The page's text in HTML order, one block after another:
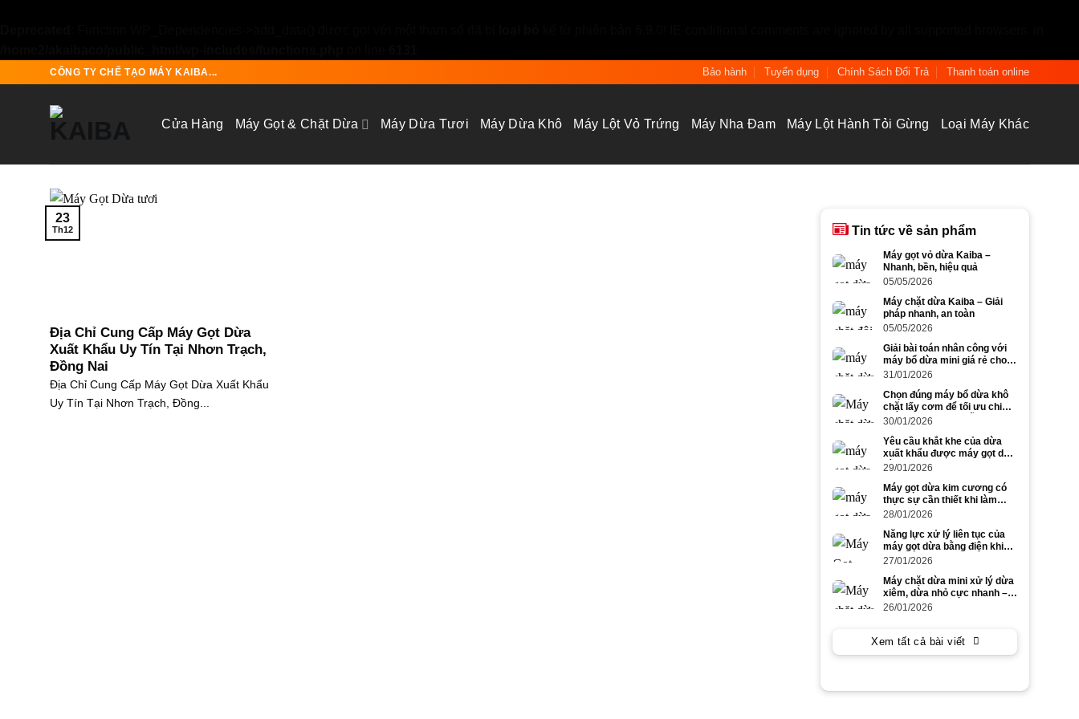
CÔNG TY CHẾ TẠO MÁY KAIBA... Bảo hành Tuyển dụng Chính Sách Đổi Trả Thanh toán online
Cửa Hàng Máy Gọt & Chặt Dừa Máy Dừa Tươi Máy Dừa Khô Máy Lột Vỏ Trứng Máy Nha Đam Máy Lột Hành Tỏi Gừng Loại Máy Khác
Địa Chỉ Cung Cấp Máy Gọt Dừa
Xuất Khẩu Uy Tín Tại Nhơn Trạch,
Đồng Nai
Địa Chỉ Cung Cấp Máy Gọt Dừa Xuất Khẩu
Uy Tín Tại Nhơn Trạch, Đồng...
23
Th12 Tin tức về sản phẩm
Máy gọt vỏ dừa Kaiba –
Nhanh, bền, hiệu quả
05/05/2026
Máy chặt dừa Kaiba – Giải
pháp nhanh, an toàn
05/05/2026
Giải bài toán nhân công với
máy bổ dừa mini giá rẻ cho
dừa to và dừa nhỏ
31/01/2026
Chọn đúng máy bổ dừa khô
chặt lấy cơm để tối ưu chi
phí và năng suất mỗi ngày
30/01/2026
Yêu cầu khắt khe của dừa
xuất khẩu được máy gọt dừa
bằng điện đáp ứng ra sao?
29/01/2026
Máy gọt dừa kim cương có
thực sự cần thiết khi làm
dừa xuất khẩu số lượng lớn?
28/01/2026
Năng lực xử lý liên tục của
máy gọt dừa bằng điện khi
gọt dừa to trong cao điểm
27/01/2026
Máy chặt dừa mini xử lý dừa
xiêm, dừa nhỏ cực nhanh –
tiết kiệm công lao động
26/01/2026
Xem tất cả bài viết